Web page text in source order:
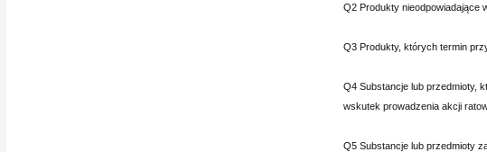
Q2 Produkty nieodpowiadające
Q3 Produkty, których termin
Q4 Substancje lub przedmioty,
wskutek prowadzenia akcji
Q5 Substancje lub przedmioty